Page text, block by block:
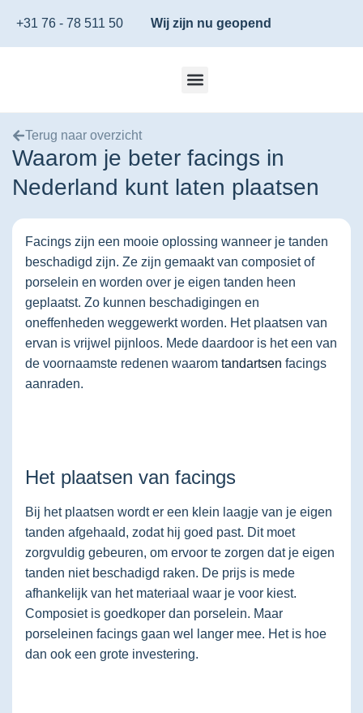
+31 76 - 78 511 50 Wij zijn nu geopend
Terug naar overzicht
Waarom je beter facings in
Nederland kunt laten plaatsen
Facings zijn een mooie oplossing wanneer je tanden
beschadigd zijn. Ze zijn gemaakt van composiet of
porselein en worden over je eigen tanden heen
geplaatst. Zo kunnen beschadigingen en
oneffenheden weggewerkt worden. Het plaatsen van
ervan is vrijwel pijnloos. Mede daardoor is het een van
de voornaamste redenen waarom tandartsen facings
aanraden.
Het plaatsen van facings
Bij het plaatsen wordt er een klein laagje van je eigen
tanden afgehaald, zodat hij goed past. Dit moet
zorgvuldig gebeuren, om ervoor te zorgen dat je eigen
tanden niet beschadigd raken. De prijs is mede
afhankelijk van het materiaal waar je voor kiest.
Composiet is goedkoper dan porselein. Maar
porseleinen facings gaan wel langer mee. Het is hoe
dan ook een grote investering.